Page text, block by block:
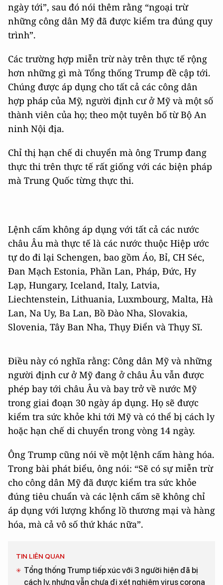
ngày tới”, sau đó nói thêm rằng “ngoại trừ
những công dân Mỹ đã được kiểm tra đúng quy
trình”.
Các trường hợp miễn trừ này trên thực tế rộng
hơn những gì mà Tổng thống Trump đề cập tới.
Chúng được áp dụng cho tất cả các công dân
hợp pháp của Mỹ, người định cư ở Mỹ và một số
thành viên của họ; theo một tuyên bố từ Bộ An
ninh Nội địa.
Chỉ thị hạn chế di chuyển mà ông Trump đang
thực thi trên thực tế rất giống với các biện pháp
mà Trung Quốc từng thực thi.
Lệnh cấm không áp dụng với tất cả các nước
châu Âu mà thực tế là các nước thuộc Hiệp ước
tự do đi lại Schengen, bao gồm Áo, Bỉ, CH Séc,
Đan Mạch Estonia, Phần Lan, Pháp, Đức, Hy
Lạp, Hungary, Iceland, Italy, Latvia,
Liechtenstein, Lithuania, Luxmbourg, Malta, Hà
Lan, Na Uy, Ba Lan, Bồ Đào Nha, Slovakia,
Slovenia, Tây Ban Nha, Thụy Điển và Thụy Sĩ.
Điều này có nghĩa rằng: Công dân Mỹ và những
người định cư ở Mỹ đang ở châu Âu vẫn được
phép bay tới châu Âu và bay trở về nước Mỹ
trong giai đoạn 30 ngày áp dụng. Họ sẽ được
kiểm tra sức khỏe khi tới Mỹ và có thể bị cách ly
hoặc hạn chế di chuyển trong vòng 14 ngày.
Ông Trump cũng nói về một lệnh cấm hàng hóa.
Trong bài phát biểu, ông nói: “Sẽ có sự miễn trừ
cho công dân Mỹ đã được kiểm tra sức khỏe
đúng tiêu chuẩn và các lệnh cấm sẽ không chỉ
áp dụng với lượng khổng lồ thương mại và hàng
hóa, mà cả vô số thứ khác nữa”.
TIN LIÊN QUAN
Tổng thống Trump tiếp xúc với 3 người hiện đã bị
cách ly, nhưng vẫn chưa đi xét nghiệm virus corona